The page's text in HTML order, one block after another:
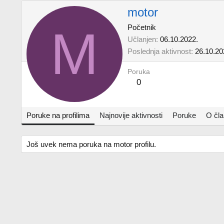
M
motor
Početnik
Učlanjen 06.10.2022.
Poslednja aktivnost
Poruka
0
Poruke na profilima Najnovije aktivnosti Poruke O
Još uvek nema poruka na motor profilu.